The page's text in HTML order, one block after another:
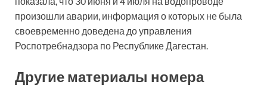
произошли аварии, информация о которых не была
своевременно доведена до управления
Роспотребнадзора по Республике Дагестан.
Другие материалы номера